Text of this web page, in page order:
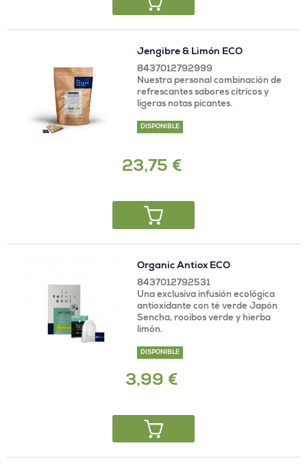
Jengibre & Limón ECO
8437012792999
Nuestra personal combinación de
refrescantes sabores cítricos y
ligeras notas picantes.
DISPONIBLE
23,75 €
Organic Antiox ECO
8437012792531
Una exclusiva infusión ecológica
antioxidante con té verde Japón
Sencha, rooibos verde y hierba
limón.
DISPONIBLE
3,99 €